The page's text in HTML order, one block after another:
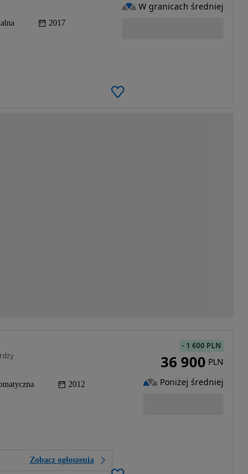
2017
W granicach średniej
2012
Zobacz ogłoszenia
- 1 600 PLN
36 900 PLN
Poniżej średniej